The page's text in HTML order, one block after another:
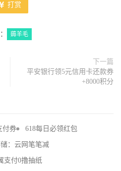
打赏
薅羊毛
下一篇
平安银行领5元信用卡还款券
+8000积分
付券 618每日必领红包
储：云网笔笔减
支付0撸抽纸